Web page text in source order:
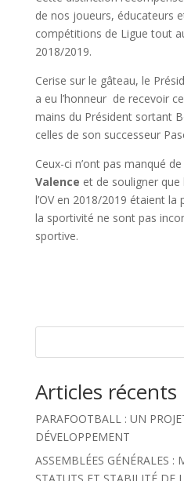
de nos joueurs, éducateurs
compétitions de Ligue tout
2018/2019.
Cerise sur le gâteau, le
a eu l’honneur de recevoir
mains du Président sortant
celles de son successeur
Ceux-ci n’ont pas manqué de
Valence et de souligner
l’OV en 2018/2019 étaient
la sportivité ne sont pas
sportive.
Articles récents
PARAFOOTBALL : UN
DÉVELOPPEMENT
ASSEMBLÉES GÉNÉRALES :